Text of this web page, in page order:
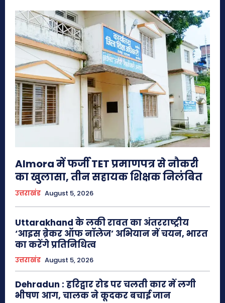
Almora में फर्जी TET प्रमाणपत्र से नौकरी
का खुलासा, तीन सहायक शिक्षक निलंबित
उत्तराखंड August 5, 2026
Uttarakhand के लकी रावत का अंतरराष्ट्रीय
‘आइस ब्रेकर ऑफ नॉलेज’ अभियान में चयन, भारत
का करेंगे प्रतिनिधित्व
उत्तराखंड August 5, 2026
Dehradun : हरिद्वार रोड पर चलती कार में लगी
भीषण आग, चालक ने कूदकर बचाई जान